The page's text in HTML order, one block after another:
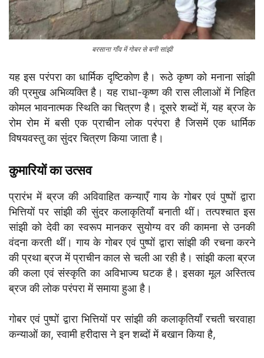
बरसाना गाँव में गोबर से बनी सांझी
यह इस परंपरा का धार्मिक दृष्टिकोण है। रूठे कृष्ण को मनाना सांझी
की प्रमुख अभिव्यक्ति है। यह राधा-कृष्ण की रास लीलाओं में निहित
कोमल भावनात्मक स्थिति का चित्रण है। दूसरे शब्दों में, यह ब्रज के
रोम रोम में बसी एक प्राचीन लोक परंपरा है जिसमें एक धार्मिक
विषयवस्तु का सुंदर चित्रण किया जाता है।
कुमारियों का उत्सव
प्रारंभ में ब्रज की अविवाहित कन्याएँ गाय के गोबर एवं पुष्पों द्वारा
भित्तियों पर सांझी की सुंदर कलाकृतियाँ बनाती थीं। तत्पश्चात इस
सांझी को देवी का स्वरूप मानकर सुयोग्य वर की कामना से उनकी
वंदना करती थीं। गाय के गोबर एवं पुष्पों द्वारा सांझी की रचना करने
की प्रथा ब्रज में प्राचीन काल से चली आ रही है। सांझी कला ब्रज
की कला एवं संस्कृति का अविभाज्य घटक है। इसका मूल अस्तित्व
ब्रज की लोक परंपरा में समाया हुआ है।
गोबर एवं पुष्पों द्वारा भित्तियों पर सांझी की कलाकृतियाँ रचती चरवाहा
कन्याओं का, स्वामी हरीदास ने इन शब्दों में बखान किया है,